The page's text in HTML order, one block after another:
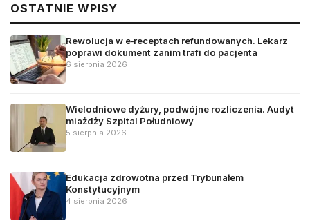
OSTATNIE WPISY
Rewolucja w e‑receptach refundowanych. Lekarz
poprawi dokument zanim trafi do pacjenta
6 sierpnia 2026
Wielodniowe dyżury, podwójne rozliczenia. Audyt
miażdży Szpital Południowy
5 sierpnia 2026
Edukacja zdrowotna przed Trybunałem
Konstytucyjnym
4 sierpnia 2026